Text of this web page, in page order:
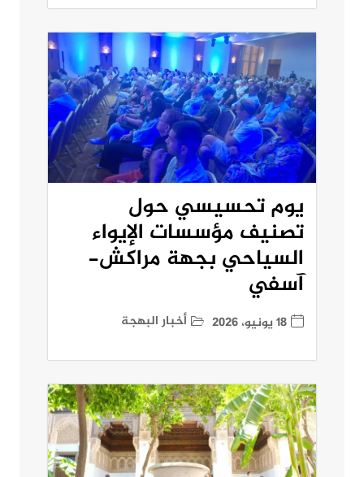
يوم تحسيسي حول
تصنيف مؤسسات الإيواء
السياحي بجهة مراكش-
آسفي
18 يونيو، 2026 أخبار البهجة